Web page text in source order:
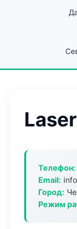
Телефон:
Email:
Город:
Режим